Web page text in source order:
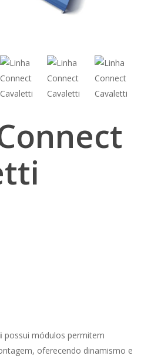
possui módulos permitem
oferecendo dinamismo e